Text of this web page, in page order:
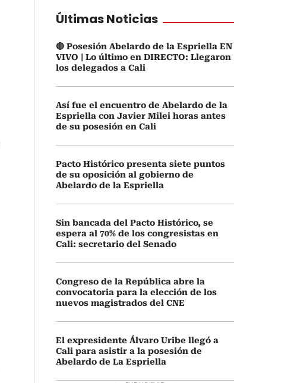
Últimas Noticias
🔴 Posesión Abelardo de la Espriella EN
VIVO | Lo último en DIRECTO: Llegaron
los delegados a Cali
Así fue el encuentro de Abelardo de la
Espriella con Javier Milei horas antes
de su posesión en Cali
Pacto Histórico presenta siete puntos
de su oposición al gobierno de
Abelardo de la Espriella
Sin bancada del Pacto Histórico, se
espera al 70% de los congresistas en
Cali: secretario del Senado
Congreso de la República abre la
convocatoria para la elección de los
nuevos magistrados del CNE
El expresidente Álvaro Uribe llegó a
Cali para asistir a la posesión de
Abelardo de La Espriella